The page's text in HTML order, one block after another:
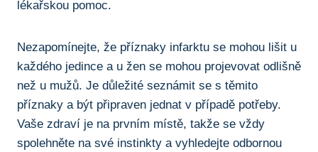
lékařskou pomoc.
Nezapomínejte, že příznaky infarktu se mohou lišit u
každého ​jedince ‌a u žen se ⁢mohou projevovat odlišně
než⁣ u⁣ mužů. Je důležité seznámit se s ⁢těmito​
příznaky a být​ připraven jednat v případě potřeby.
Vaše zdraví je na prvním místě, takže⁢ se vždy‍
spolehněte na své instinkty a vyhledejte odbornou‍